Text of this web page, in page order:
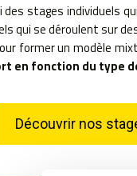
des stages individuels
qui se déroulent sur
former un modèle
en fonction du type
Découvrir nos